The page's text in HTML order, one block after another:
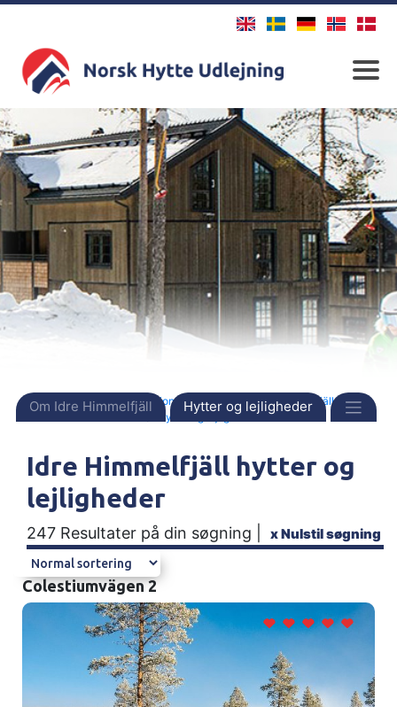
Om Idre Himmelfjäll Hytter og lejligheder
Forside Destinationer Sverige
Idre Himmelfjäll
Hytter og lejligheder
Idre Himmelfjäll hytter og
lejligheder
247 Resultater på din søgning | xNulstil søgning
Colestiumvägen 2